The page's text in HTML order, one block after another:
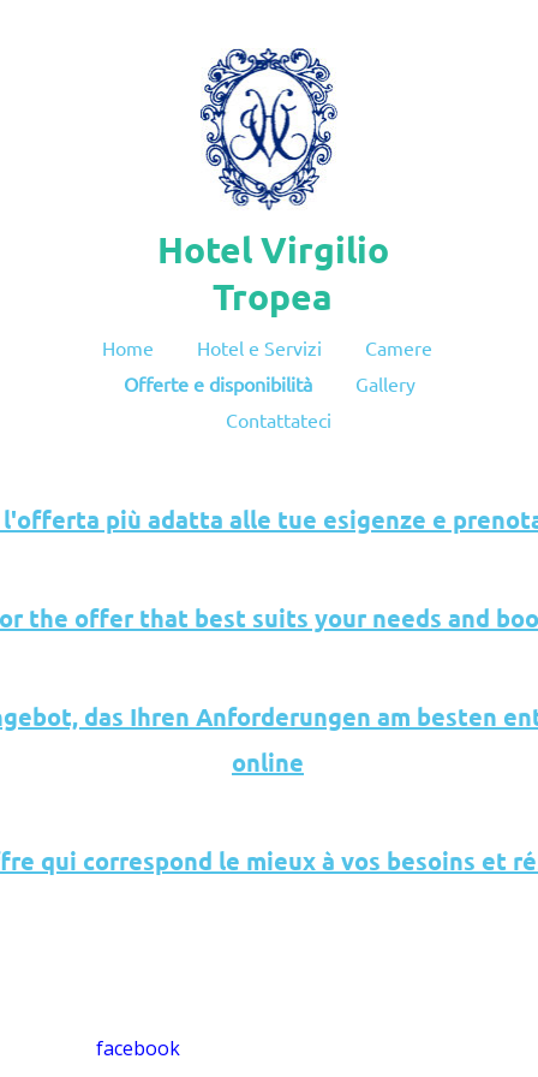
Hotel Virgilio
Tropea
Home Hotel e Servizi
Camere
Offerte e disponibilità
Gallery
Contattateci
l'offerta più adatta alle tue esigenze e
the offer that best suits your needs and
das Ihren Anforderungen am besten
online
qui correspond le mieux à vos besoins et
facebook